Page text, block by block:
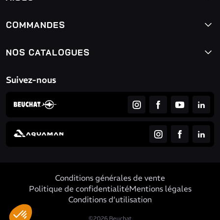
COMMANDES
NOS CATALOGUES
Suivez-nous
Conditions générales de vente
Politique de confidentialitéMentions légales
Conditions d’utilisation
©2026 Beuchat